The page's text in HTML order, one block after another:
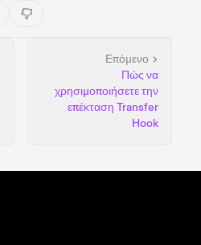
Επόμενο
Πώς να
χρησιμοποιήσετε την
επέκταση Transfer
Hook